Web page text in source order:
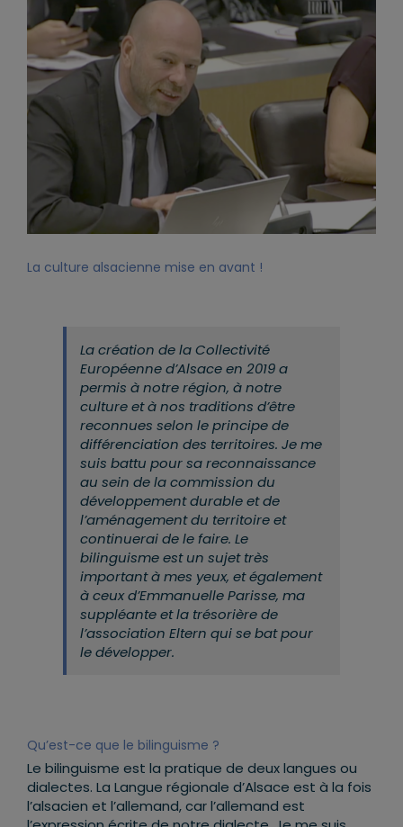
La culture alsacienne mise en avant !
La création de la Collectivité
Européenne d’Alsace en 2019 a
permis à notre région, à notre
culture et à nos traditions d’être
reconnues selon le principe de
différenciation des territoires. Je me
suis battu pour sa reconnaissance
au sein de la commission du
développement durable et de
l’aménagement du territoire et
continuerai de le faire. Le
bilinguisme est un sujet très
important à mes yeux, et également
à ceux d’Emmanuelle Parisse, ma
suppléante et la trésorière de
l’association Eltern qui se bat pour
le développer.
Qu’est-ce que le bilinguisme ?
Le bilinguisme est la pratique de deux langues ou
dialectes. La Langue régionale d’Alsace est à la fois
l’alsacien et l’allemand, car l’allemand est